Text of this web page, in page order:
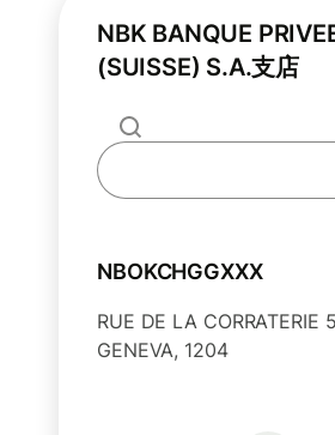
NBK BANQUE
(SUISSE) S.A.支店
NBOKCHGGXXX
RUE DE LA CORRATERIE
GENEVA, 1204